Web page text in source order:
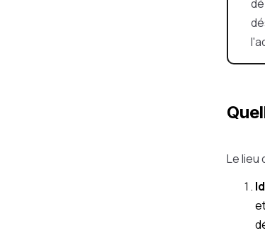
Le lieu